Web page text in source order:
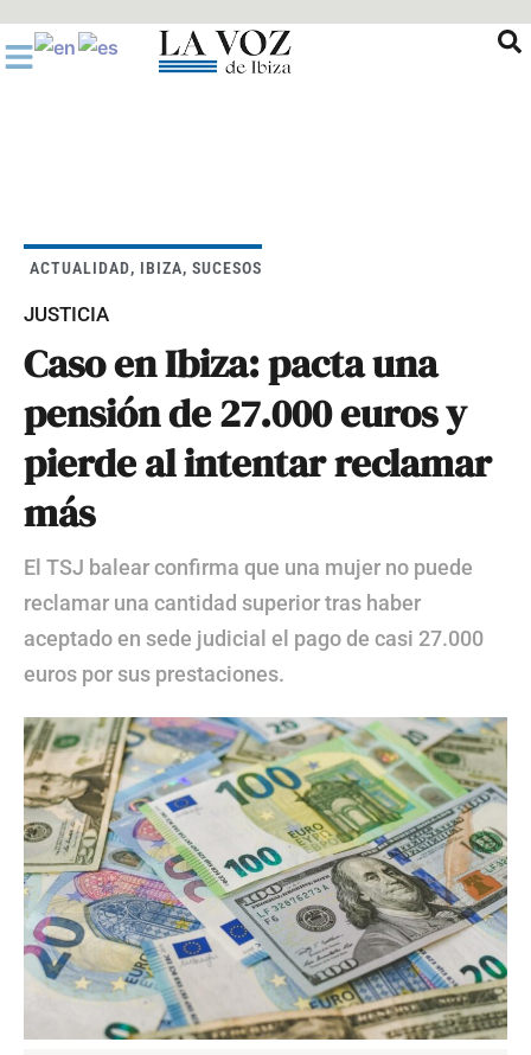
al
contenido
ACTUALIDAD, IBIZA, SUCESOS
JUSTICIA
Caso en Ibiza: pacta una
pensión de 27.000 euros y
pierde al intentar reclamar
más
El TSJ balear confirma que una mujer no puede
reclamar una cantidad superior tras haber
aceptado en sede judicial el pago de casi 27.000
euros por sus prestaciones.